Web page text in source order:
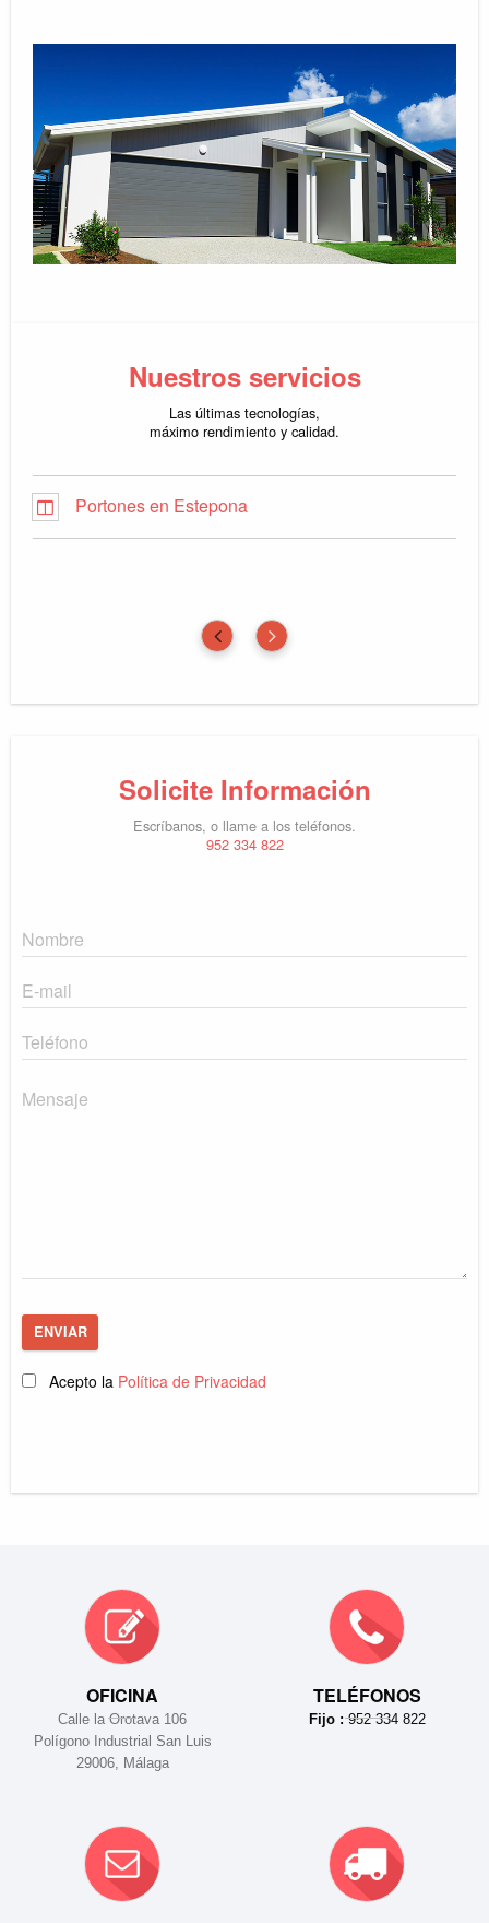
Nuestros servicios
Las últimas tecnologías,
máximo rendimiento y calidad.
Portones en Estepona
Solicite Información
Escríbanos, o llame a los teléfonos.
952 334 822
ENVIAR
Acepto la Política de Privacidad
OFICINA
Calle la Orotava 106
Polígono Industrial San Luis
29006, Málaga
TELÉFONOS
Fijo :952 334 822